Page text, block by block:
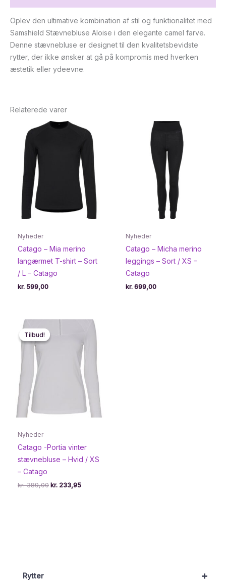
+
Rytter
Oplev den ultimative kombination af stil og funktionalitet med
Samshield Stævnebluse Aloise i den elegante camel farve.
Denne stævnebluse er designet til den kvalitetsbevidste
rytter, der ikke ønsker at gå på kompromis med hverken
æstetik eller ydeevne.
Relaterede varer
Nyheder
Catago – Mia merino
langærmet T-shirt – Sort
/ L – Catago
kr. 599,00
Nyheder
Catago – Micha merino
leggings – Sort / XS –
Catago
kr. 699,00
Tilbud!
Tilbud!
Nyheder
Catago -Portia vinter
stævnebluse – Hvid / XS
– Catago
kr.389,00 Den
kr. 233,95Den